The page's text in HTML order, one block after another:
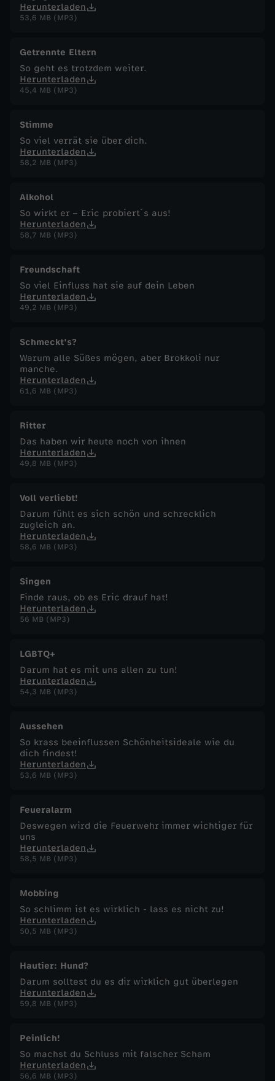
Herunterladen
53,6 MB (MP3)
Getrennte Eltern
So geht es trotzdem weiter.
Herunterladen
45,4 MB (MP3)
Stimme
So viel verrät sie über dich.
Herunterladen
58,2 MB (MP3)
Alkohol
So wirkt er – Eric probiert´s aus!
Herunterladen
58,7 MB (MP3)
Freundschaft
So viel Einfluss hat sie auf dein Leben
Herunterladen
49,2 MB (MP3)
Schmeckt's?
Warum alle Süßes mögen, aber Brokkoli nur
manche.
Herunterladen
61,6 MB (MP3)
Ritter
Das haben wir heute noch von ihnen
Herunterladen
49,8 MB (MP3)
Voll verliebt!
Darum fühlt es sich schön und schrecklich
zugleich an.
Herunterladen
58,6 MB (MP3)
Singen
Finde raus, ob es Eric drauf hat!
Herunterladen
56 MB (MP3)
LGBTQ+
Darum hat es mit uns allen zu tun!
Herunterladen
54,3 MB (MP3)
Aussehen
So krass beeinflussen Schönheitsideale wie du
dich findest!
Herunterladen
53,6 MB (MP3)
Feueralarm
Deswegen wird die Feuerwehr immer wichtiger für
uns
Herunterladen
58,5 MB (MP3)
Mobbing
So schlimm ist es wirklich - lass es nicht zu!
Herunterladen
50,5 MB (MP3)
Hautier: Hund?
Darum solltest du es dir wirklich gut überlegen
Herunterladen
59,8 MB (MP3)
Peinlich!
So machst du Schluss mit falscher Scham
Herunterladen
56,6 MB (MP3)